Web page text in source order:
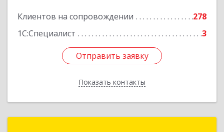
Клиентов на сопровождении
278
1С:Специалист
3
Отправить заявку
Показать контакты
Подробнее
Отправить заявку
Назад